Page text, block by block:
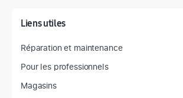
Liens utiles
Réparation et maintenance
Pour les professionnels
Magasins